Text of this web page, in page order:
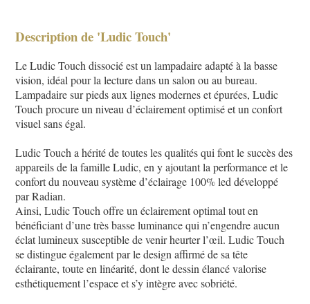
Description de 'Ludic Touch'
Le Ludic Touch dissocié est un lampadaire adapté à la basse
vision, idéal pour la lecture dans un salon ou au bureau.
Lampadaire sur pieds aux lignes modernes et épurées, Ludic
Touch procure un niveau d’éclairement optimisé et un confort
visuel sans égal.
Ludic Touch a hérité de toutes les qualités qui font le succès des
appareils de la famille Ludic, en y ajoutant la performance et le
confort du nouveau système d’éclairage 100% led développé
par Radian.
Ainsi, Ludic Touch offre un éclairement optimal tout en
bénéficiant d’une très basse luminance qui n’engendre aucun
éclat lumineux susceptible de venir heurter l’œil. Ludic Touch
se distingue également par le design affirmé de sa tête
éclairante, toute en linéarité, dont le dessin élancé valorise
esthétiquement l’espace et s’y intègre avec sobriété.